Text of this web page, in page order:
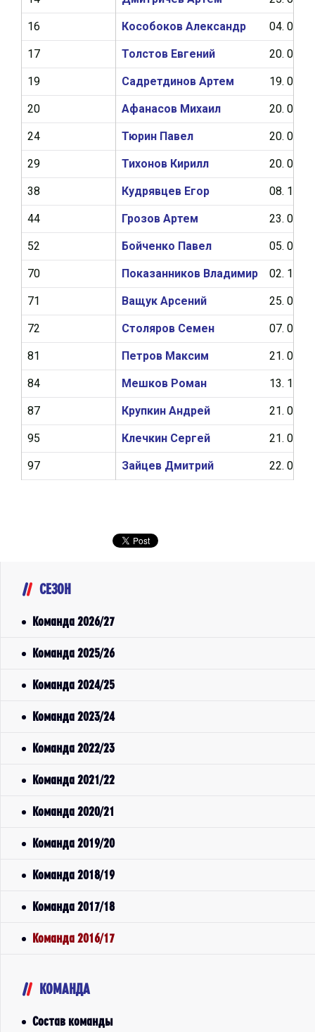
Кособоков Александр 04. 03.
Толстов Евгений 20. 03.
Садретдинов Артем 19. 05.
Афанасов Михаил 20. 09.
Тюрин Павел 20. 04.
Тихонов Кирилл 20. 06.
Кудрявцев Егор 08. 10.
Грозов Артем 23. 02.
Бойченко Павел 05. 04.
Показанников Владимир 02. 10.
Ващук Арсений 25. 01.
Столяров Семен 07. 02.
Петров Максим 21. 08.
Мешков Роман 13. 10.
Крупкин Андрей 21. 03.
Клечкин Сергей 21. 02.
Зайцев Дмитрий 22. 08.
16
17
19
20
24
29
38
44
52
70
71
72
81
84
87
95
97
СЕЗОН
Команда 2026/27
Команда 2025/26
Команда 2024/25
Команда 2023/24
Команда 2022/23
Команда 2021/22
Команда 2020/21
Команда 2019/20
Команда 2018/19
Команда 2017/18
Команда 2016/17
КОМАНДА
Состав команды